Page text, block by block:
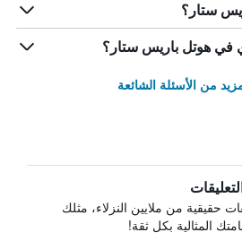
ستار؟
في هوتل باريس ستار؟
من الأسئلة الشائعة
حقيقية من ملايين النزلاء، مثلك
المثالية بكل ثقة!